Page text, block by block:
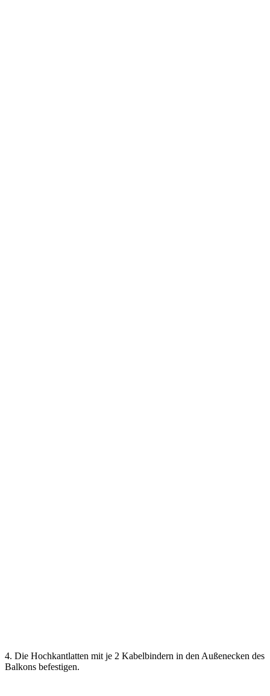
4. Die Hochkantlatten mit je 2 Kabelbindern in den Außenecken des
Balkons befestigen.